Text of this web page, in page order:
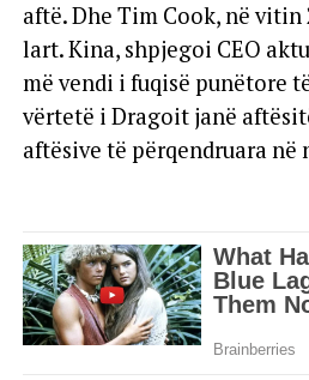
aftë. Dhe Tim Cook, në vitin
lart. Kina, shpjegoi CEO
më vendi i fuqisë punëtore
vërtetë i Dragoit janë
aftësive të përqendruara në